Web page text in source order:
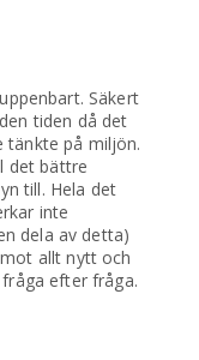
Säkert
tiden då det
tänkte på miljön.
det bättre
till. Hela det
inte
dela av detta)
allt nytt och
efter fråga.